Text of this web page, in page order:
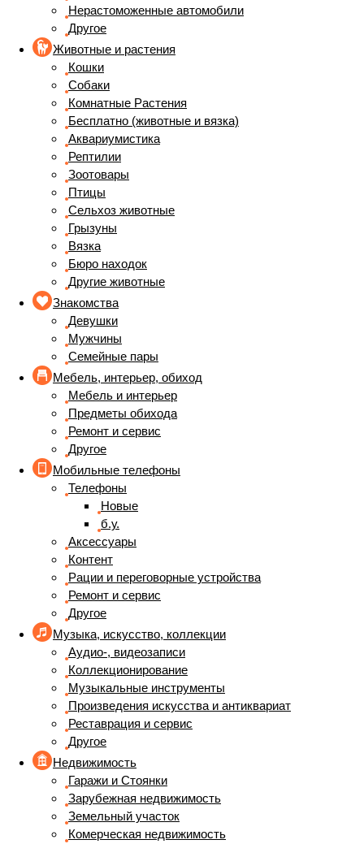
Нерастоможенные автомобили
Другое
Животные и растения
Кошки
Собаки
Комнатные Растения
Бесплатно (животные и вязка)
Аквариумистика
Рептилии
Зоотовары
Птицы
Сельхоз животные
Грызуны
Вязка
Бюро находок
Другие животные
Знакомства
Девушки
Мужчины
Семейные пары
Мебель, интерьер, обиход
Мебель и интерьер
Предметы обихода
Ремонт и сервис
Другое
Мобильные телефоны
Телефоны
Новые
б.у.
Аксессуары
Контент
Рации и переговорные устройства
Ремонт и сервис
Другое
Музыка, искусство, коллекции
Аудио-, видеозаписи
Коллекционирование
Музыкальные инструменты
Произведения искусства и антиквариат
Реставрация и сервис
Другое
Недвижимость
Гаражи и Стоянки
Зарубежная недвижимость
Земельный участок
Комерческая недвижимость